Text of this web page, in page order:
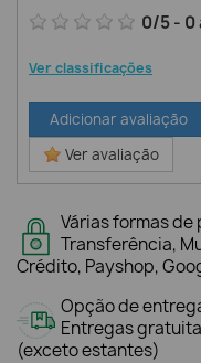
0/5- 0
Ver classificações
Adicionar avaliação
Ver avaliação
Várias formas
Transferência,
Crédito, Payshop,
Opção de
Entregas
(exceto estantes)